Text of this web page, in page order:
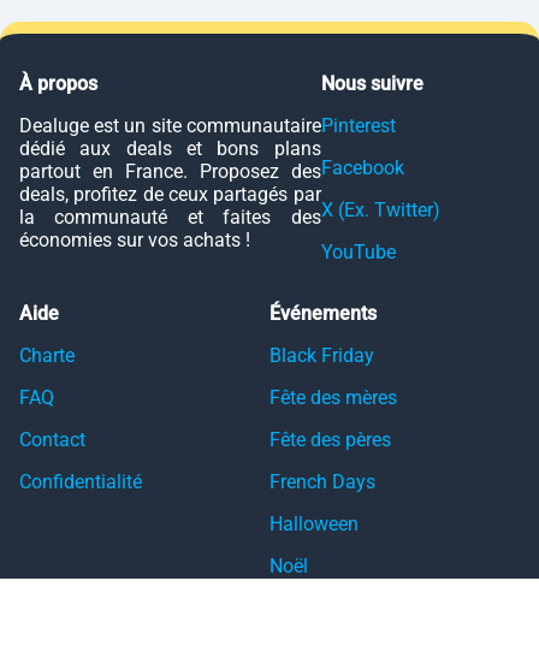
À propos
Dealuge est un site communautaire
dédié aux deals et bons plans
partout en France. Proposez des
deals, profitez de ceux partagés par
la communauté et faites des
économies sur vos achats !
Nous suivre
Pinterest
Facebook
X (Ex. Twitter)
YouTube
Aide
Charte
FAQ
Contact
Confidentialité
Événements
Black Friday
Fête des mères
Fête des pères
French Days
Halloween
Noël